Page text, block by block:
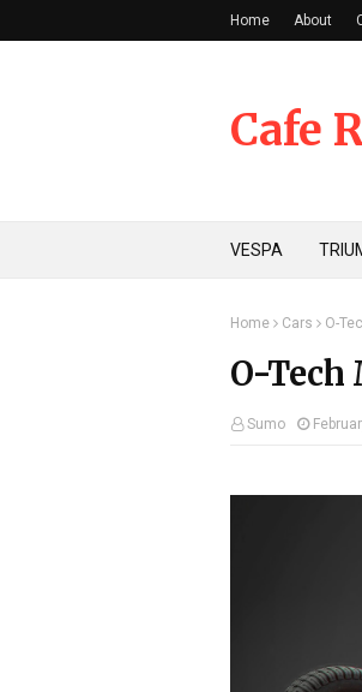
Home About
Cafe
VESPA
Home Cars O-
O-Tech
Sumo